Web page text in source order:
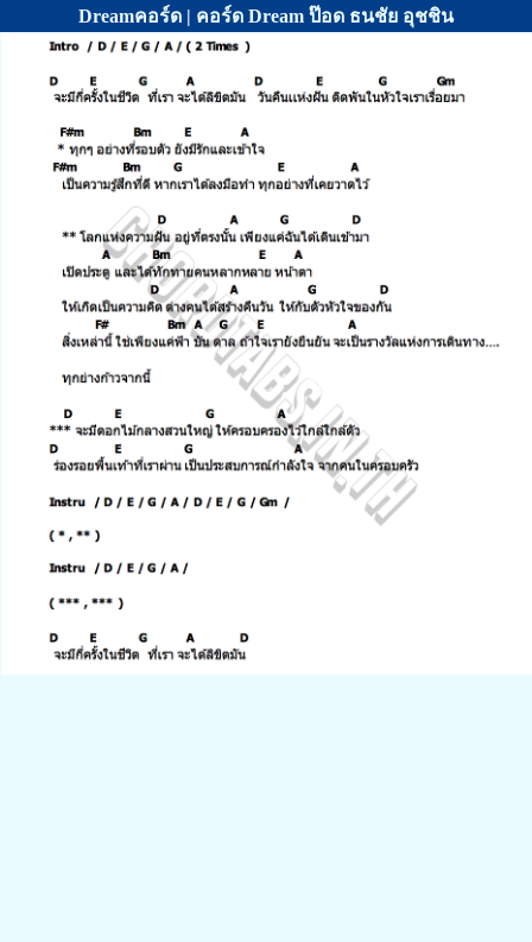
Dreamคอร์ด | คอร์ด Dream ป๊อด ธนชัย อุชชิน